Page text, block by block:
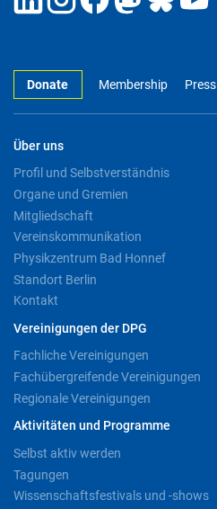
Donate Membership Press
Über uns
Profil und Selbstverständnis
Organe und Gremien
Mitgliedschaft
Vereinskommunikation
Physikzentrum Bad Honnef
Standort Berlin
Kontakt
Vereinigungen der DPG
Fachliche Vereinigungen
Fachübergreifende Vereinigungen
Regionale Vereinigungen
Aktivitäten und Programme
Selbst aktiv werden
Tagungen
Wissenschaftsfestivals und -shows